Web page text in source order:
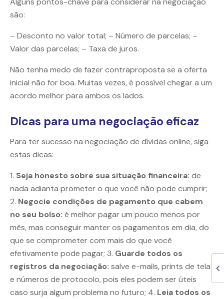
são:
– Desconto no valor total; – Número de parcelas; –
Valor das parcelas; – Taxa de juros.
Não tenha medo de fazer contraproposta se a oferta
inicial não for boa. Muitas vezes, é possível chegar a um
acordo melhor para ambos os lados.
Dicas para uma negociação eficaz
Para ter sucesso na negociação de dívidas online, siga
estas dicas:
1. Seja honesto sobre sua situação financeira: de
nada adianta prometer o que você não pode cumprir;
2. Negocie condições de pagamento que cabem
no seu bolso: é melhor pagar um pouco menos por
mês, mas conseguir manter os pagamentos em dia, do
que se comprometer com mais do que você
efetivamente pode pagar; 3. Guarde todos os
registros da negociação: salve e-mails, prints de tela
e números de protocolo, pois eles podem ser úteis
caso surja algum problema no futuro; 4. Leia todos os